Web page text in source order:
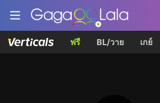
ฟรี BL/วาย เกย์